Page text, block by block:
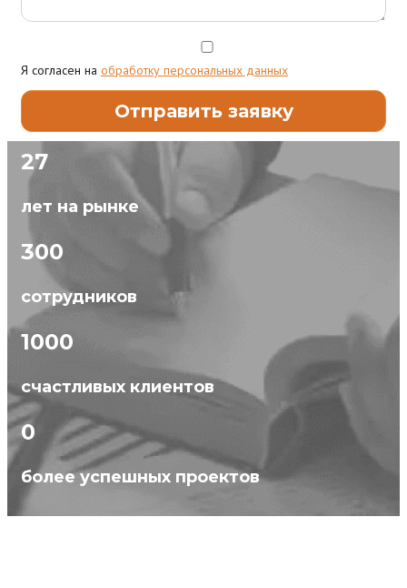
Я согласен на обработку персональных данных
27
лет на рынке
300
сотрудников
1000
счастливых клиентов
0
более успешных проектов